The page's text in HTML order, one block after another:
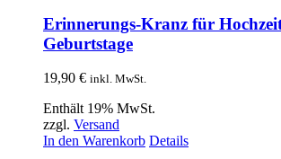
Erinnerungs-Kranz für
Geburtstage
19,90 € inkl. MwSt.
Enthält 19% MwSt.
zzgl. Versand
In den Warenkorb Details